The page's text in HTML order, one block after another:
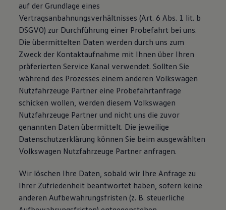
auf der Grundlage eines
Vertragsanbahnungsverhältnisses (Art. 6 Abs. 1 lit. b
DSGVO) zur Durchführung einer Probefahrt bei uns.
Die übermittelten Daten werden durch uns zum
Zweck der Kontaktaufnahme mit Ihnen über Ihren
präferierten Service Kanal verwendet. Sollten Sie
während des Prozesses einem anderen Volkswagen
Nutzfahrzeuge Partner eine Probefahrtanfrage
schicken wollen, werden diesem Volkswagen
Nutzfahrzeuge Partner und nicht uns die zuvor
genannten Daten übermittelt. Die jeweilige
Datenschutzerklärung können Sie beim ausgewählten
Volkswagen Nutzfahrzeuge Partner anfragen.
Wir löschen Ihre Daten, sobald wir Ihre Anfrage zu
Ihrer Zufriedenheit beantwortet haben, sofern keine
anderen Aufbewahrungsfristen (z. B. steuerliche